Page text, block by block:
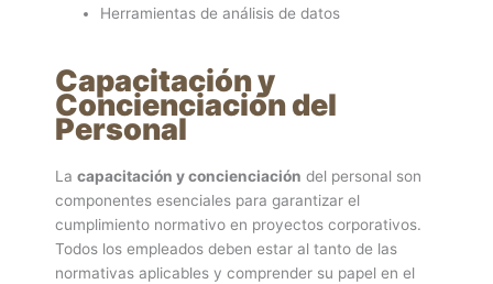
Herramientas de análisis de datos
Capacitación y
Concienciación del
Personal
La capacitación y concienciación del personal son
componentes esenciales para garantizar el
cumplimiento normativo en proyectos corporativos.
Todos los empleados deben estar al tanto de las
normativas aplicables y comprender su papel en el